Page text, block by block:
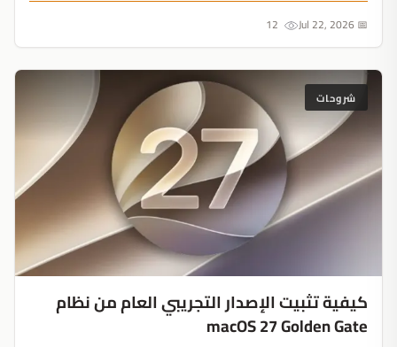
التكيف أو خسارة أرباحها....📅 Jul 22, 2026
شروحات
كيفية تثبيت الإصدار التجريبي العام من نظام
macOS 27 Golden Gate